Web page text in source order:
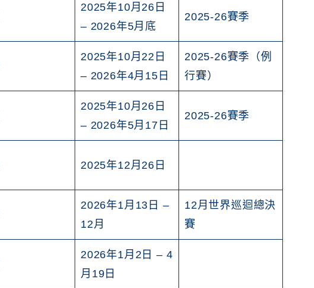
2025年10月26日
– 2026年5月底
2025-26賽季
2025年10月22日
– 2026年4月15日
2025-26賽季（例
行賽）
2025年10月26日
– 2026年5月17日
2025-26賽季
2025年12月26日
2026年1月13日 –
12月
12月世界巡迴總決
賽
2026年1月2日 – 4
月19日